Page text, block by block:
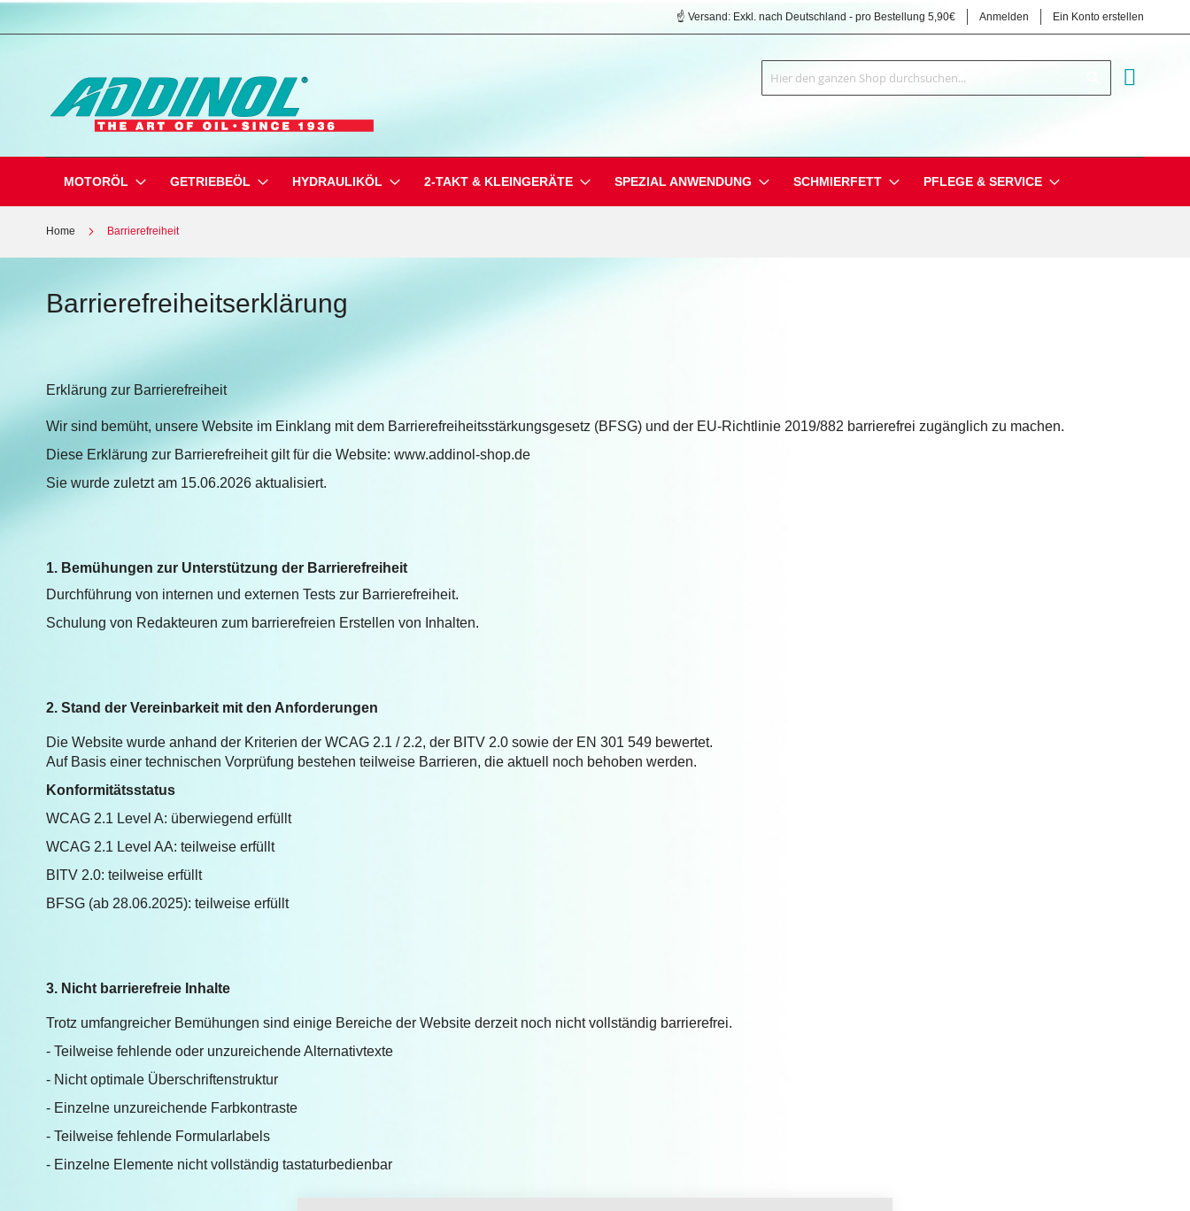
zum
☝️ Versand: Exkl. nach Deutschland - pro Bestellung 5,90€ Anmelden Ein Konto erstellen
Suche
MOTORÖL GETRIEBEÖL HYDRAULIKÖL 2-TAKT & KLEINGERÄTE SPEZIAL ANWENDUNG SCHMIERFETT PFLEGE & SERVICE
Home Barrierefreiheit
Barrierefreiheitserklärung
Erklärung zur Barrierefreiheit
Wir sind bemüht, unsere Website im Einklang mit dem Barrierefreiheitsstärkungsgesetz (BFSG) und der EU-Richtlinie 2019/882 barrierefrei zugänglich zu machen.
Diese Erklärung zur Barrierefreiheit gilt für die Website: www.addinol-shop.de
Sie wurde zuletzt am 15.06.2026 aktualisiert.
1. Bemühungen zur Unterstützung der Barrierefreiheit
Durchführung von internen und externen Tests zur Barrierefreiheit.
Schulung von Redakteuren zum barrierefreien Erstellen von Inhalten.
2. Stand der Vereinbarkeit mit den Anforderungen
Die Website wurde anhand der Kriterien der WCAG 2.1 / 2.2, der BITV 2.0 sowie der EN 301 549 bewertet.
Auf Basis einer technischen Vorprüfung bestehen teilweise Barrieren, die aktuell noch behoben werden.
Konformitätsstatus
WCAG 2.1 Level A: überwiegend erfüllt
WCAG 2.1 Level AA: teilweise erfüllt
BITV 2.0: teilweise erfüllt
BFSG (ab 28.06.2025): teilweise erfüllt
3. Nicht barrierefreie Inhalte
Trotz umfangreicher Bemühungen sind einige Bereiche der Website derzeit noch nicht vollständig barrierefrei.
- Teilweise fehlende oder unzureichende Alternativtexte
- Nicht optimale Überschriftenstruktur
- Einzelne unzureichende Farbkontraste
- Teilweise fehlende Formularlabels
- Einzelne Elemente nicht vollständig tastaturbedienbar